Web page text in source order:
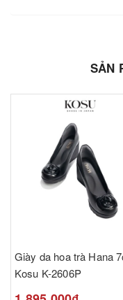
SẢN
Giày da hoa trà Hana
Kosu K-2606P